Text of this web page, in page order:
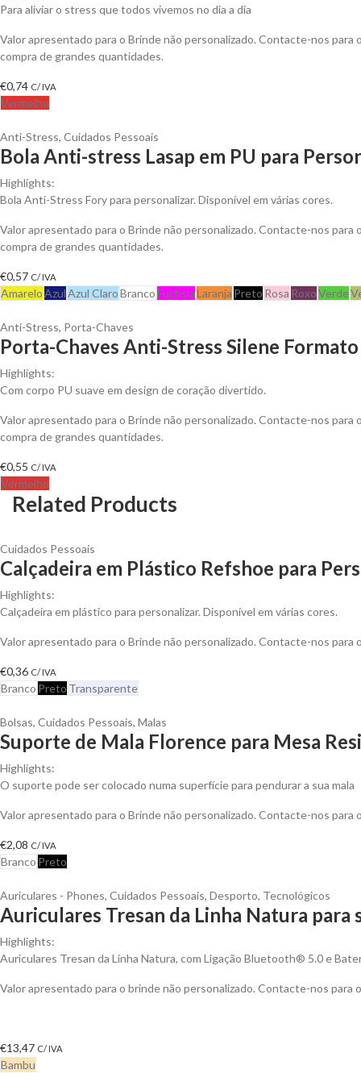
Para aliviar o stress que todos vivemos no dia a dia
Valor apresentado para o Brinde não personalizado. Contacte-nos para
compra de grandes quantidades.
€0,74 C/ IVA
Vermelho
Anti-Stress, Cuidados Pessoais
Bola Anti-stress Lasap em PU para
Highlights:
Bola Anti-Stress Fory para personalizar. Disponível em várias cores.
Valor apresentado para o Brinde não personalizado. Contacte-nos para
compra de grandes quantidades.
€0,57 C/ IVA
AmareloAzulAzul ClaroBrancoFuchsiaLaranja Preto Rosa RoxoVerde
Anti-Stress, Porta-Chaves
Porta-Chaves Anti-Stress Silene
Highlights:
Com corpo PU suave em design de coração divertido.
Valor apresentado para o Brinde não personalizado. Contacte-nos para
compra de grandes quantidades.
€0,55 C/ IVA
Vermelho
Related Products
Cuidados Pessoais
Calçadeira em Plástico Refshoe para
Highlights:
Calçadeira em plástico para personalizar. Disponível em várias cores.
Valor apresentado para o Brinde não personalizado. Contacte-nos
€0,36 C/ IVA
Branco Preto Transparente
Bolsas, Cuidados Pessoais, Malas
Suporte de Mala Florence para Mesa
Highlights:
O suporte pode ser colocado numa superfície para pendurar a sua mala
Valor apresentado para o Brinde não personalizado. Contacte-nos
€2,08 C/ IVA
Branco Preto
Auriculares - Phones, Cuidados Pessoais, Desporto, Tecnológicos
Auriculares Tresan da Linha Natura para
Highlights:
Auriculares Tresan da Linha Natura, com Ligação Bluetooth® 5.0 e
Valor apresentado para o brinde não personalizado. Contacte-nos
€13,47 C/ IVA
Bambu